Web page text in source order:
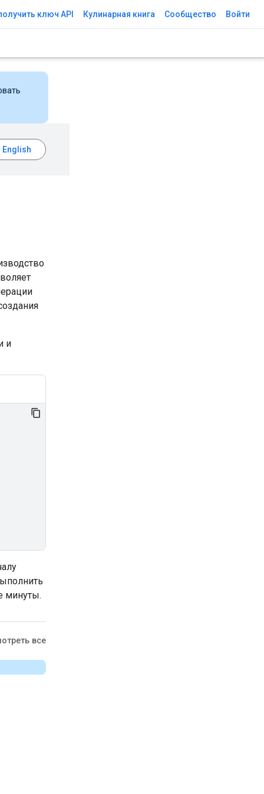
ключ API Кулинарная книга Сообщество Войти
и
минуты.
все